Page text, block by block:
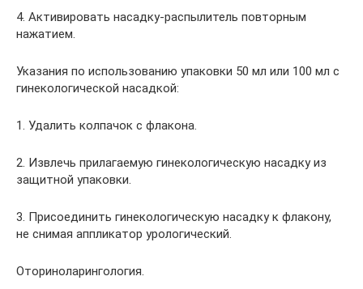
4. Активировать насадку-распылитель повторным
нажатием.
Указания по использованию упаковки 50 мл или 100 мл с
гинекологической насадкой:
1. Удалить колпачок с флакона.
2. Извлечь прилагаемую гинекологическую насадку из
защитной упаковки.
3. Присоединить гинекологическую насадку к флакону,
не снимая аппликатор урологический.
Оториноларингология.